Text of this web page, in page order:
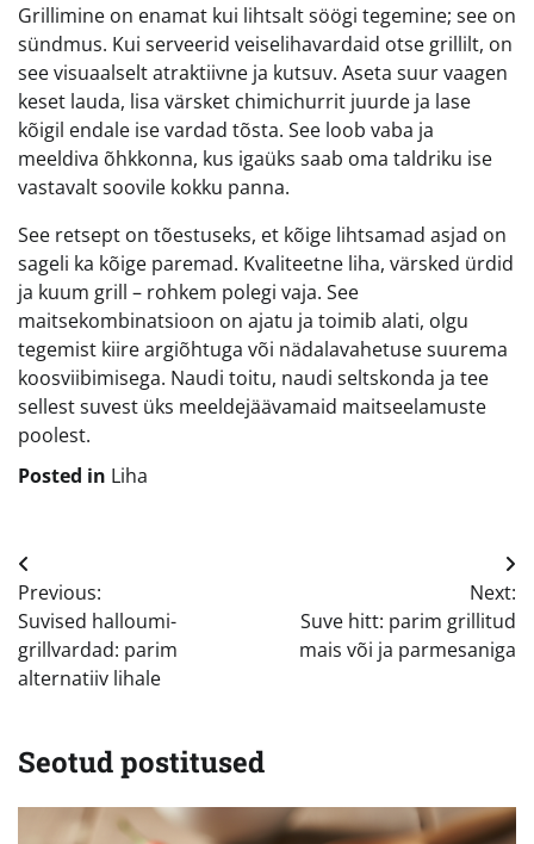
Grillimine on enamat kui lihtsalt söögi tegemine; see on
sündmus. Kui serveerid veiselihavardaid otse grillilt, on
see visuaalselt atraktiivne ja kutsuv. Aseta suur vaagen
keset lauda, lisa värsket chimichurrit juurde ja lase
kõigil endale ise vardad tõsta. See loob vaba ja
meeldiva õhkkonna, kus igaüks saab oma taldriku ise
vastavalt soovile kokku panna.
See retsept on tõestuseks, et kõige lihtsamad asjad on
sageli ka kõige paremad. Kvaliteetne liha, värsked ürdid
ja kuum grill – rohkem polegi vaja. See
maitsekombinatsioon on ajatu ja toimib alati, olgu
tegemist kiire argiõhtuga või nädalavahetuse suurema
koosviibimisega. Naudi toitu, naudi seltskonda ja tee
sellest suvest üks meeldejäävamaid maitseelamuste
poolest.
Posted in Liha
Navigeerimine
Previous:
Suvised halloumi-
grillvardad: parim
alternatiiv lihale
Next:
Suve hitt: parim grillitud
mais või ja parmesaniga
Seotud postitused